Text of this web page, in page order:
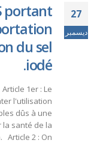
27
ديسمبر
portant
du sel
iodé.
1er : Le
l'utilisation
dûs à une
la santé de la
2 : On...